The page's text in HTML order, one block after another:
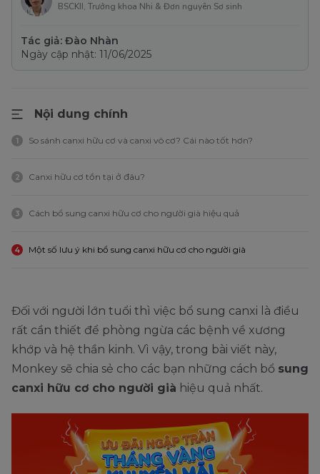
BSCKII, Trưởng khoa Nhi & Đơn nguyên Sơ sinh
Tác giả: Đào Nhàn
Ngày cập nhật: 11/06/2025
Nội dung chính
1 So sánh canxi hữu cơ và canxi vô cơ? Cái nào tốt hơn?
2 Canxi hữu cơ tồn tại ở đâu?
3 Cách bổ sung canxi hữu cơ cho người già hiệu quả
4 Một số lưu ý khi bổ sung canxi hữu cơ cho người già
Đối với người lớn tuổi thì việc bổ sung canxi là điều
rất cần thiết để phòng ngừa các bệnh về xương
khớp và hệ thần kinh. Vì vậy, trong bài viết này,
Monkey sẽ chia sẻ cho các bạn những cách bổ sung
canxi hữu cơ cho người già hiệu quả nhất.